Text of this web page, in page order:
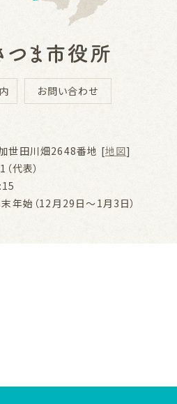
お問い合わせ
世田川畑2648番地 [地図]
代表）
年始（12月29日～1月3日）